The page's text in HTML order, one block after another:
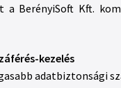
a BerényiSoft Kft.
kezelés
adatbiztonsági